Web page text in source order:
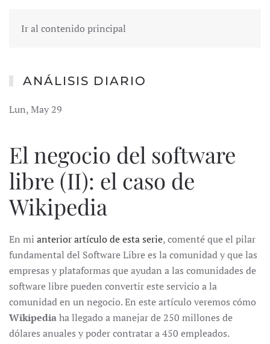
Ir al contenido principal
ANÁLISIS DIARIO
Lun, May 29
El negocio del software
libre (II): el caso de
Wikipedia
En mi anterior artículo de esta serie, comenté que el pilar
fundamental del Software Libre es la comunidad y que las
empresas y plataformas que ayudan a las comunidades de
software libre pueden convertir este servicio a la
comunidad en un negocio. En este artículo veremos cómo
Wikipediaha llegado a manejar de 250 millones de
dólares anuales y poder contratar a 450 empleados.